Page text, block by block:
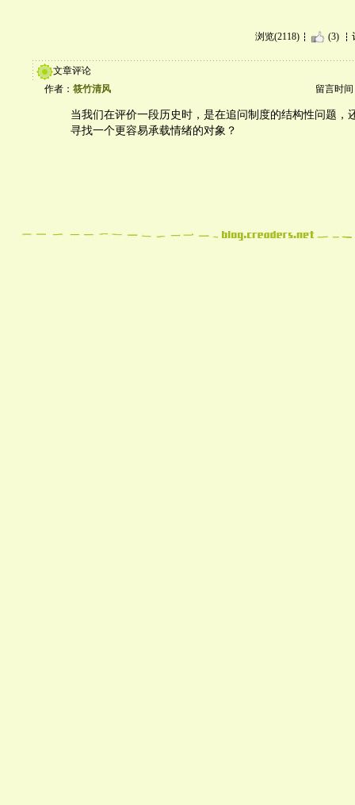
浏览(2118) (3)
文章评论
作者： 筱竹清风 留言时间
当我们在评价一段历史时，是在追问制度的结构性问题，
寻找一个更容易承载情绪的对象？